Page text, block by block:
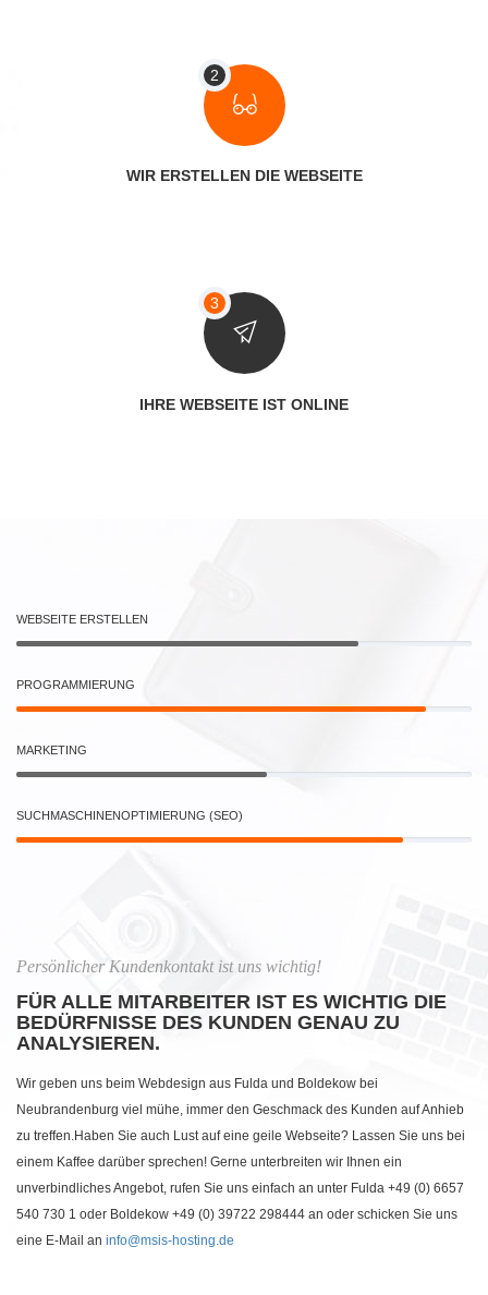
WIR ERSTELLEN DIE WEBSEITE
IHRE WEBSEITE IST ONLINE
WEBSEITE ERSTELLEN
PROGRAMMIERUNG
MARKETING
SUCHMASCHINENOPTIMIERUNG (SEO)
Persönlicher Kundenkontakt ist uns wichtig!
FÜR ALLE MITARBEITER IST ES WICHTIG DIE
BEDÜRFNISSE DES KUNDEN GENAU ZU
ANALYSIEREN.
Wir geben uns beim Webdesign aus Fulda und Boldekow bei
Neubrandenburg viel mühe, immer den Geschmack des Kunden auf Anhieb
zu treffen.Haben Sie auch Lust auf eine geile Webseite? Lassen Sie uns bei
einem Kaffee darüber sprechen! Gerne unterbreiten wir Ihnen ein
unverbindliches Angebot, rufen Sie uns einfach an unter Fulda +49 (0) 6657
540 730 1 oder Boldekow +49 (0) 39722 298444 an oder schicken Sie uns
eine E-Mail an info@msis-hosting.de